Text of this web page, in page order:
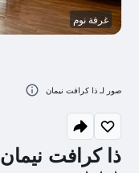
ذا كرافت نيمان
غرفة نوم
صور لـ ذا كرافت نيمان